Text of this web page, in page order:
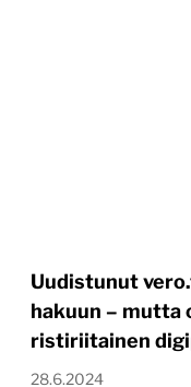
Uudistunut
hakuun – mutta
ristiriitainen
28.6.2024